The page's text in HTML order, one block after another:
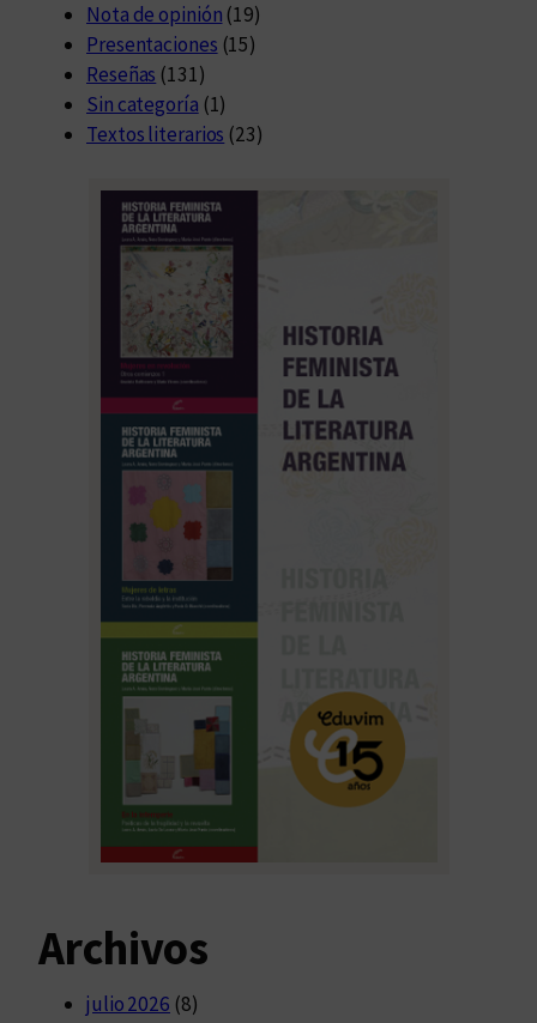
Nota de opinión (19)
Presentaciones (15)
Reseñas (131)
Sin categoría (1)
Textos literarios (23)
Archivos
julio 2026 (8)